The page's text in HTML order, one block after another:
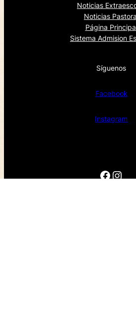
Noticias
Noticias
Página
Sistema Admision
Síguenos
Facebook
Instagram
Facebook Instagram